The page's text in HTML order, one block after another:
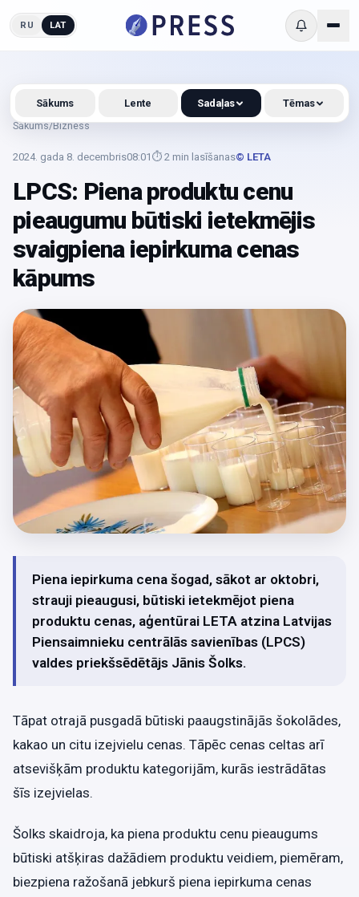
RU LAT
Sākums/Bizness
2024. gada 8. decembris08:01 ⏱ 2 min lasīšanas© LETA
LPCS: Piena produktu cenu
pieaugumu būtiski ietekmējis
svaigpiena iepirkuma cenas
kāpums
Piena iepirkuma cena šogad, sākot ar oktobri,
strauji pieaugusi, būtiski ietekmējot piena
produktu cenas, aģentūrai LETA atzina Latvijas
Piensaimnieku centrālās savienības (LPCS)
valdes priekšsēdētājs Jānis Šolks.
Tāpat otrajā pusgadā būtiski paaugstinājās šokolādes,
kakao un citu izejvielu cenas. Tāpēc cenas celtas arī
atsevišķām produktu kategorijām, kurās iestrādātas
šīs izejvielas.
Šolks skaidroja, ka piena produktu cenu pieaugums
būtiski atšķiras dažādiem produktu veidiem, piemēram,
biezpiena ražošanā jebkurš piena iepirkuma cenas
Sākums Lente Sadaļas Tēmas